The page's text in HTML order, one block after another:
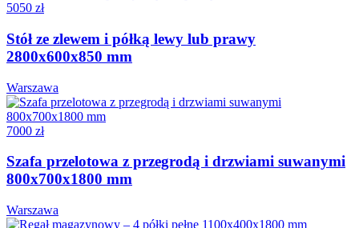
5050 zł
Stół ze zlewem i półką lewy lub prawy
2800x600x850 mm
Warszawa
7000 zł
Szafa przelotowa z przegrodą i drzwiami suwanymi
800x700x1800 mm
Warszawa